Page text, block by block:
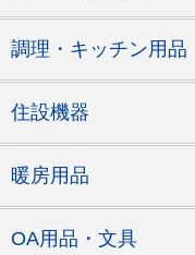
調理・キッチン用品
住設機器
暖房用品
OA用品・文具